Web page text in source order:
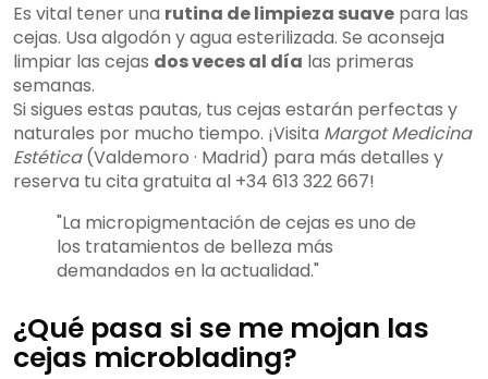
Es vital tener una rutina de limpieza suave para las
cejas. Usa algodón y agua esterilizada. Se aconseja
limpiar las cejas dos veces al día las primeras
semanas.
Si sigues estas pautas, tus cejas estarán perfectas y
naturales por mucho tiempo. ¡Visita Margot Medicina
Estética(Valdemoro · Madrid) para más detalles y
reserva tu cita gratuita al +34 613 322 667!
"La micropigmentación de cejas es uno de
los tratamientos de belleza más
demandados en la actualidad."
¿Qué pasa si se me mojan las
cejas microblading?